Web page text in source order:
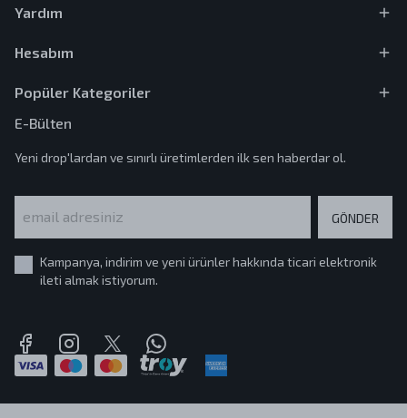
Yardım
Hesabım
Popüler Kategoriler
E-Bülten
Yeni drop'lardan ve sınırlı üretimlerden ilk sen haberdar ol.
GÖNDER
Kampanya, indirim ve yeni ürünler hakkında ticari elektronik
ileti almak istiyorum.